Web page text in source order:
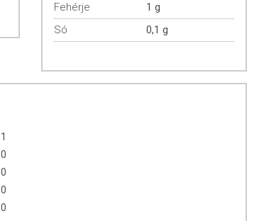
Fehérje
1 g
Só
0,1 g
1
0
0
0
0